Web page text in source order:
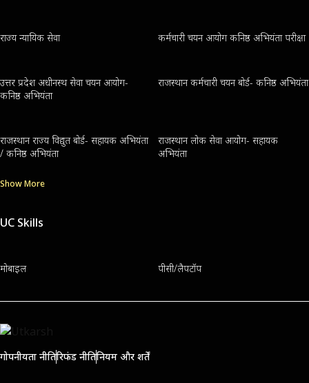
राज्य न्यायिक सेवा कर्मचारी चयन आयोग कनिष्ठ अभियंता परीक्षा
उत्तर प्रदेश अधीनस्थ सेवा चयन आयोग-
कनिष्ठ अभियंता
राजस्थान कर्मचारी चयन बोर्ड- कनिष्ठ अभियंता
राजस्थान राज्य विद्युत बोर्ड- सहायक अभियंता
/ कनिष्ठ अभियंता
राजस्थान लोक सेवा आयोग- सहायक
अभियंता
Show More
UC Skills
मोबाइल पीसी/लैपटॉप
गोपनीयता नीतिरिफंड नीतिनियम और शर्तें